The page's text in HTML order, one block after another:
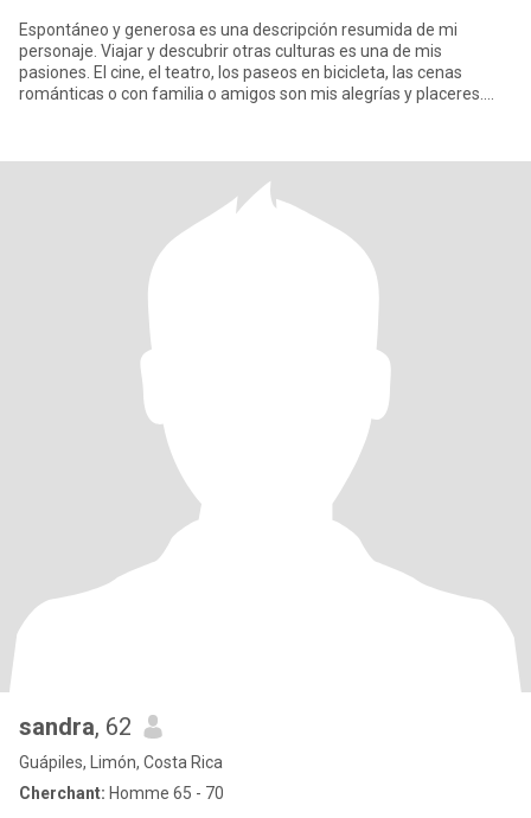
Espontáneo y generosa es una descripción resumida de mi
personaje. Viajar y descubrir otras culturas es una de mis
pasiones. El cine, el teatro, los paseos en bicicleta, las cenas
románticas o con familia o amigos son mis alegrías y placeres.
sandra, 62
Guápiles, Limón, Costa Rica
Cherchant: Homme 65 - 70